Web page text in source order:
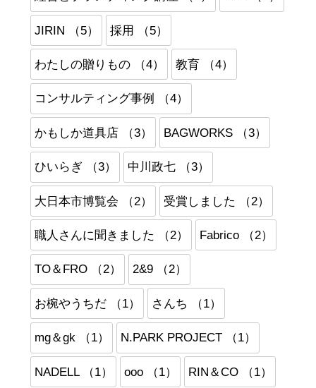
JIRIN （5） 採用 （5）
わたしの贈りもの （4） 教育 （4）
コンサルティング事例 （4）
かもしか道具店 （3） BAGWORKS （3）
ひいらぎ （3） 中川政七 （3）
大日本市博覧会 （2） 受賞しました （2）
職人さんに聞きました （2） Fabrico （2）
TO＆FRO （2） 2&9 （2）
お椀やうちだ （1） さんち （1）
mg＆gk （1） N.PARK PROJECT （1）
NADELL （1） ooo （1） RIN＆CO （1）